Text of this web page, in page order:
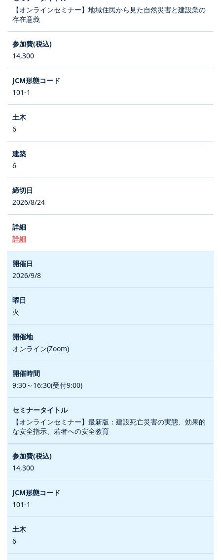
【オンラインセミナー】地域住民から見た自然災害と建設業の
存在意義
14,300
101-1
6
6
2026/8/24
詳細
2026/9/8
火
オンライン(Zoom)
9:30～16:30(受付9:00)
【オンラインセミナー】最新版：建設死亡災害の実態、効果的
な安全指示、若者への安全教育
14,300
101-1
6